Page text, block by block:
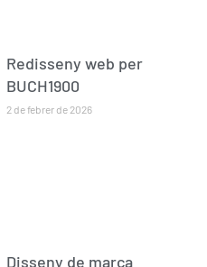
Redisseny web per
BUCH1900
2 de febrer de 2026
Disseny de marca